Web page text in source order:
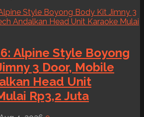
Alpine Style Boyong
3 Door, Mobile
Head Unit
Rp3,2 Juta